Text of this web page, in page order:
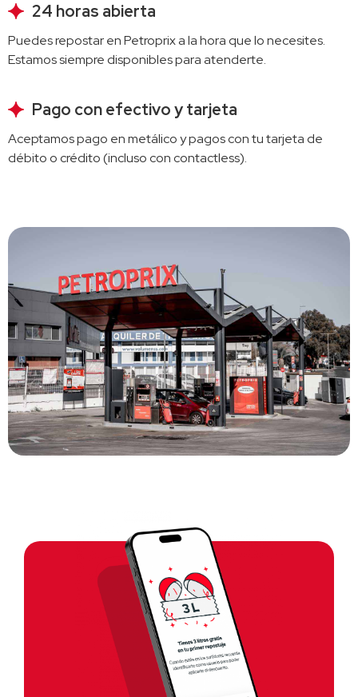
24 horas abierta
Puedes repostar en Petroprix a la hora que lo necesites.
Estamos siempre disponibles para atenderte.
Pago con efectivo y tarjeta
Aceptamos pago en metálico y pagos con tu tarjeta de
débito o crédito (incluso con contactless).